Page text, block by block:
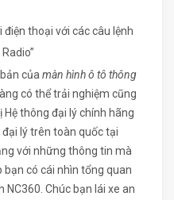
thoại với các câu lệnh
của màn hình ô tô thông
có thể trải nghiệm cũng
Hệ thông đại lý chính hãng
đại lý trên toàn quốc tại
với những thông tin mà
bạn có cái nhìn tổng quan
Chúc bạn lái xe an